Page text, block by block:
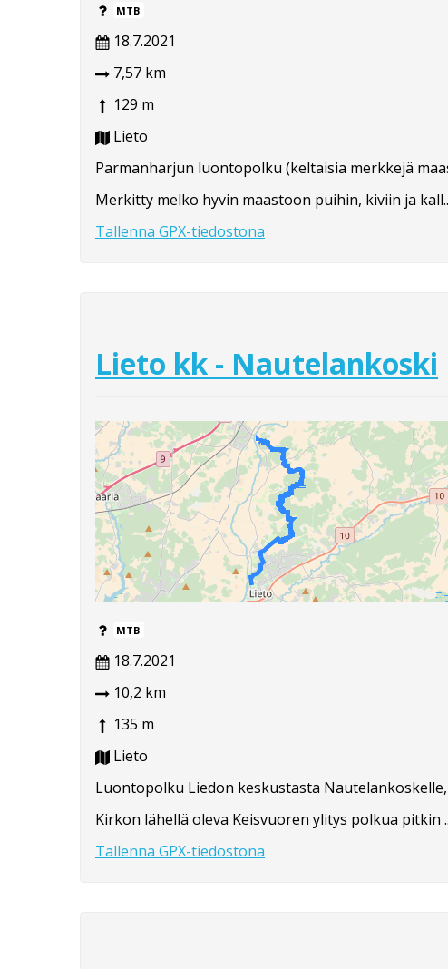
MTB
18.7.2021
7,57 km
129 m
Lieto
Parmanharjun luontopolku (keltaisia merkkejä
Merkitty melko hyvin maastoon puihin, kiviin ja
Tallenna GPX-tiedostona
Lieto kk - Nautelankoski
MTB
18.7.2021
10,2 km
135 m
Lieto
Luontopolku Liedon keskustasta
Kirkon lähellä oleva Keisvuoren ylitys polkua pitkin
Tallenna GPX-tiedostona